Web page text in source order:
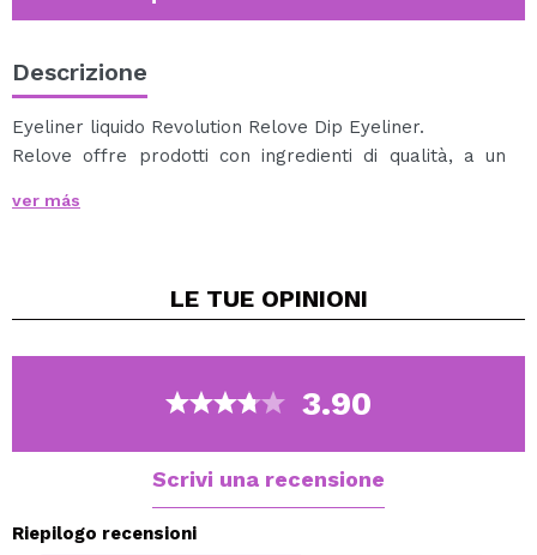
Descrizione
Eyeliner liquido Revolution Relove Dip Eyeliner.
Relove offre prodotti con ingredienti di qualità, a un
Questo eyeliner a lunga durata è dotato di un
un'applicazione semplice e controllata in ogni
ver más
LE TUE OPINIONI
3.90
Scrivi una recensione
Riepilogo recensioni